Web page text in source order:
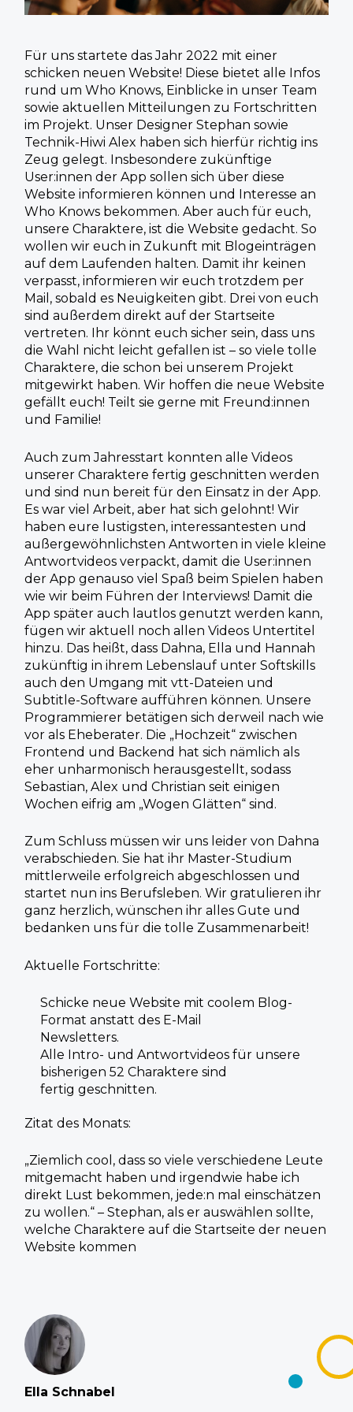
Für uns startete das Jahr 2022 mit einer
schicken neuen Website! Diese bietet alle Infos
rund um Who Knows, Einblicke in unser Team
sowie aktuellen Mitteilungen zu Fortschritten
im Projekt. Unser Designer Stephan sowie
Technik-Hiwi Alex haben sich hierfür richtig ins
Zeug gelegt. Insbesondere zukünftige
User:innen der App sollen sich über diese
Website informieren können und Interesse an
Who Knows bekommen. Aber auch für euch,
unsere Charaktere, ist die Website gedacht. So
wollen wir euch in Zukunft mit Blogeinträgen
auf dem Laufenden halten. Damit ihr keinen
verpasst, informieren wir euch trotzdem per
Mail, sobald es Neuigkeiten gibt. Drei von euch
sind außerdem direkt auf der Startseite
vertreten. Ihr könnt euch sicher sein, dass uns
die Wahl nicht leicht gefallen ist – so viele tolle
Charaktere, die schon bei unserem Projekt
mitgewirkt haben. Wir hoffen die neue Website
gefällt euch! Teilt sie gerne mit Freund:innen
und Familie!
Auch zum Jahresstart konnten alle Videos
unserer Charaktere fertig geschnitten werden
und sind nun bereit für den Einsatz in der App.
Es war viel Arbeit, aber hat sich gelohnt! Wir
haben eure lustigsten, interessantesten und
außergewöhnlichsten Antworten in viele kleine
Antwortvideos verpackt, damit die User:innen
der App genauso viel Spaß beim Spielen haben
wie wir beim Führen der Interviews! Damit die
App später auch lautlos genutzt werden kann,
fügen wir aktuell noch allen Videos Untertitel
hinzu. Das heißt, dass Dahna, Ella und Hannah
zukünftig in ihrem Lebenslauf unter Softskills
auch den Umgang mit vtt-Dateien und
Subtitle-Software aufführen können. Unsere
Programmierer betätigen sich derweil nach wie
vor als Eheberater. Die „Hochzeit“ zwischen
Frontend und Backend hat sich nämlich als
eher unharmonisch herausgestellt, sodass
Sebastian, Alex und Christian seit einigen
Wochen eifrig am „Wogen Glätten“ sind.
Zum Schluss müssen wir uns leider von Dahna
verabschieden. Sie hat ihr Master-Studium
mittlerweile erfolgreich abgeschlossen und
startet nun ins Berufsleben. Wir gratulieren ihr
ganz herzlich, wünschen ihr alles Gute und
bedanken uns für die tolle Zusammenarbeit!
Aktuelle Fortschritte:
Schicke neue Website mit coolem Blog-
Format anstatt des E-Mail
Newsletters.
Alle Intro- und Antwortvideos für unsere
bisherigen 52 Charaktere sind
fertig geschnitten.
Zitat des Monats:
„Ziemlich cool, dass so viele verschiedene Leute
mitgemacht haben und irgendwie habe ich
direkt Lust bekommen, jede:n mal einschätzen
zu wollen.“ – Stephan, als er auswählen sollte,
welche Charaktere auf die Startseite der neuen
Website kommen
Ella Schnabel